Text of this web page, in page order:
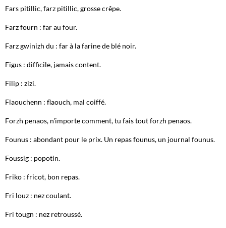
Fars pitillic, farz pitillic, grosse crêpe.
Farz fourn : far au four.
Farz gwinizh du : far à la farine de blé noir.
Figus : difficile, jamais content.
Filip : zizi.
Flaouchenn : flaouch, mal coiffé.
Forzh penaos, n'importe comment, tu fais tout forzh penaos.
Founus : abondant pour le prix. Un repas founus, un journal founus.
Foussig : popotin.
Friko : fricot, bon repas.
Fri louz : nez coulant.
Fri tougn : nez retroussé.